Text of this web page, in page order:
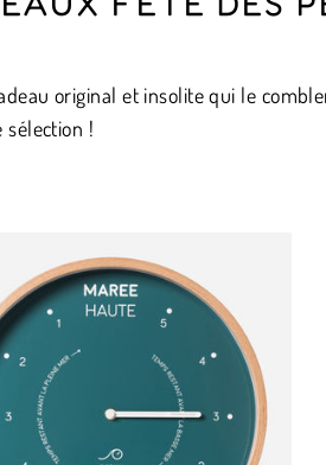
original et insolite qui le
!